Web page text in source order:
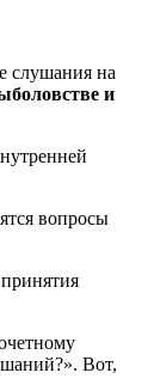
слушания на
и
вопросы
Вот,